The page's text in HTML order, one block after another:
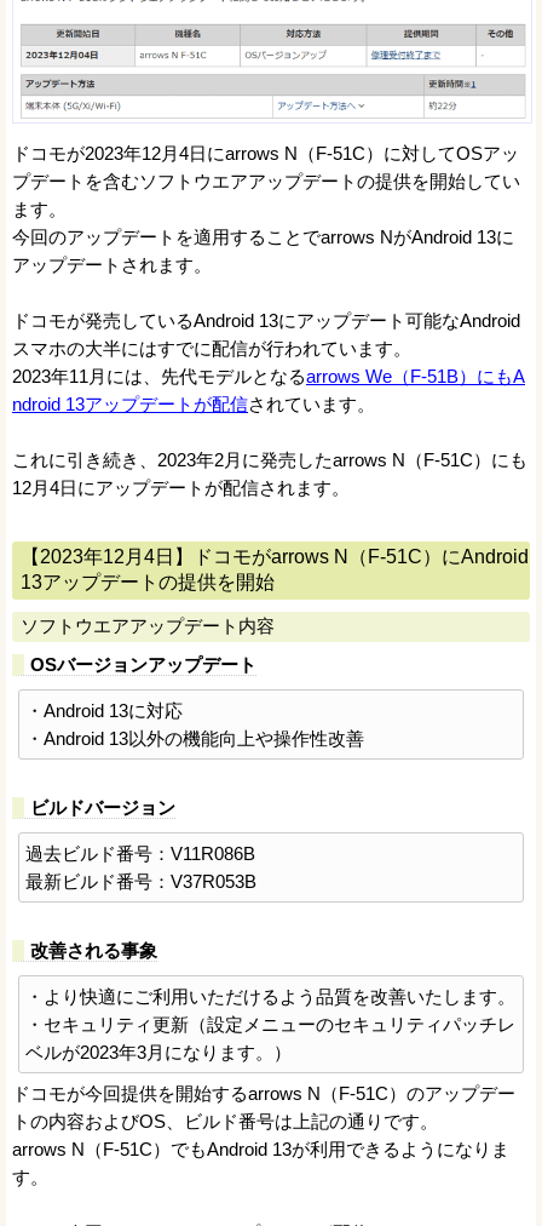
ドコモが2023年12月4日にarrows N（F-51C）に対してOSアッ
プデートを含むソフトウエアアップデートの提供を開始してい
ます。
今回のアップデートを適用することでarrows NがAndroid 13に
アップデートされます。
ドコモが発売しているAndroid 13にアップデート可能なAndroid
スマホの大半にはすでに配信が行われています。
2023年11月には、先代モデルとなるarrows We（F-51B）にもA
ndroid 13アップデートが配信されています。
これに引き続き、2023年2月に発売したarrows N（F-51C）にも
12月4日にアップデートが配信されます。
【2023年12月4日】ドコモがarrows N（F-51C）にAndroid
13アップデートの提供を開始
ソフトウエアアップデート内容
OSバージョンアップデート
・Android 13に対応
・Android 13以外の機能向上や操作性改善
ビルドバージョン
過去ビルド番号：V11R086B
最新ビルド番号：V37R053B
改善される事象
・より快適にご利用いただけるよう品質を改善いたします。
・セキュリティ更新（設定メニューのセキュリティパッチレ
ベルが2023年3月になります。）
ドコモが今回提供を開始するarrows N（F-51C）のアップデー
トの内容およびOS、ビルド番号は上記の通りです。
arrows N（F-51C）でもAndroid 13が利用できるようになりま
す。